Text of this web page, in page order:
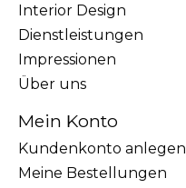
Interior Design
Dienstleistungen
Impressionen
Über uns
Mein Konto
Kundenkonto anlegen
Meine Bestellungen